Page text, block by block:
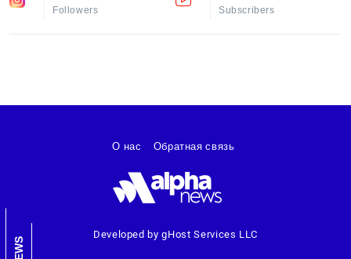
Followers Subscribers
NEWS
Developed by gHost Services LLC
О нас Обратная связь